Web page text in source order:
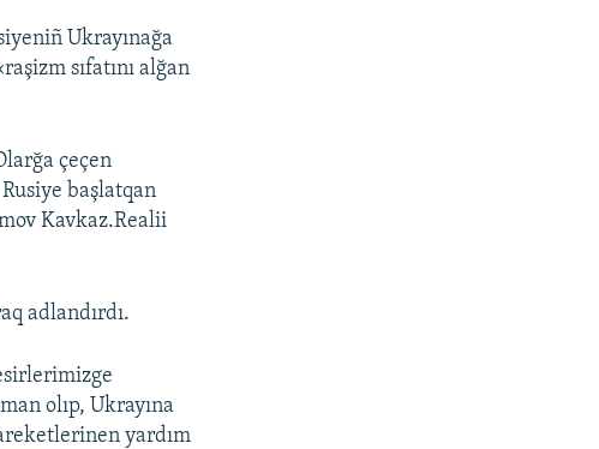
Ukrayınağa
sıfatını alğan
çeçen
başlatqan
Kavkaz.Realii
adlandırdı.
olıp, Ukrayına
yardım